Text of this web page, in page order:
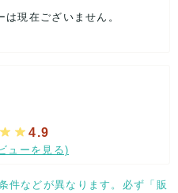
すが、
現在ございません。
4.9
ューを見る)
件などが異なります。必ず「販